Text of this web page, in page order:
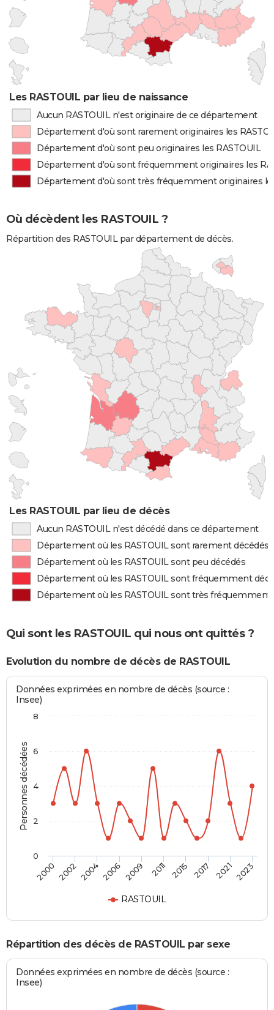
Les RASTOUIL par lieu de naissance
Aucun RASTOUIL n'est originaire de ce département
Département d'où sont rarement originaires les
Département d'où sont peu originaires les RASTOUIL
Département d'où sont fréquemment originaires les
Département d'où sont très fréquemment originaires
Où décèdent les RASTOUIL ?
Répartition des RASTOUIL par département de décès.
Les RASTOUIL par lieu de décès
Aucun RASTOUIL n'est décédé dans ce département
Département où les RASTOUIL sont rarement décédés
Département où les RASTOUIL sont peu décédés
Département où les RASTOUIL sont fréquemment
Département où les RASTOUIL sont très fréquemment
Qui sont les RASTOUIL qui nous ont quittés ?
Evolution du nombre de décès de RASTOUIL
Personnes décédées
Données exprimées en nombre de décès (source :
Insee)
RASTOUIL
2000 200220042006 2009 2011 2015 2017 20212023
0
2
4
6
8
Répartition des décès de RASTOUIL par sexe
Données exprimées en nombre de décès (source :
Insee)